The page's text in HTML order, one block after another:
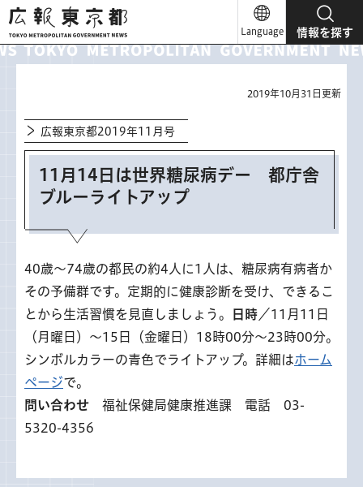
広報東京都
Language 情報を探す
2019年10月31日更新
広報東京都2019年11月号
11月14日は世界糖尿病デー 都庁舎
ブルーライトアップ
40歳～74歳の都民の約4人に1人は、糖尿病有病者か
その予備群です。定期的に健康診断を受け、できるこ
とから生活習慣を見直しましょう。
日時 ／11月11日
（月曜日）～15日（金曜日）18時00分～23時00分。
シンボルカラーの青色でライトアップ。詳細はホーム
ページで。
問い合わせ 福祉保健局健康推進課 電話 03-
5320-4356